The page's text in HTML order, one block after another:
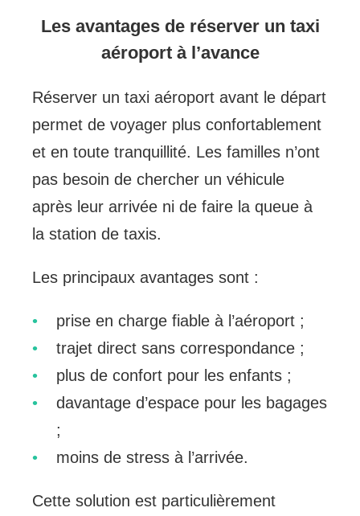
Les avantages de réserver un taxi
aéroport à l’avance
Réserver un taxi aéroport avant le départ
permet de voyager plus confortablement
et en toute tranquillité. Les familles n’ont
pas besoin de chercher un véhicule
après leur arrivée ni de faire la queue à
la station de taxis.
Les principaux avantages sont :
prise en charge fiable à l’aéroport ;
trajet direct sans correspondance ;
plus de confort pour les enfants ;
davantage d’espace pour les bagages
;
moins de stress à l’arrivée.
Cette solution est particulièrement